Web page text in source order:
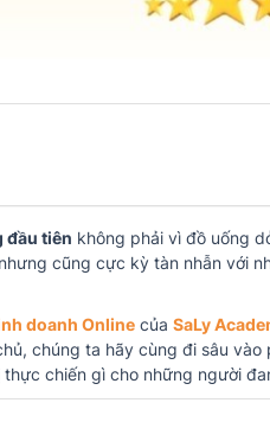
đầu tiên không phải vì đồ uống
cũng cực kỳ tàn nhẫn với
doanh Onlinecủa SaLy
chúng ta hãy cùng đi sâu
chiến gì cho những người